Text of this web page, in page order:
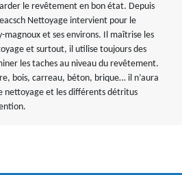
le revêtement en bon état. Depuis
Nettoyage intervient pour le
magnoux et ses environs. Il maîtrise les
et surtout, il utilise toujours des
les taches au niveau du revêtement.
bois, carreau, béton, brique… il n’aura
nettoyage et les différents détritus